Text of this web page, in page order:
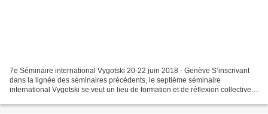
7e Séminaire international Vygotski 20-22 juin 2018 - Genève S’inscrivant
dans la lignée des séminaires précédents, le septième séminaire
international Vygotski se veut un lieu de formation et de réflexion collective